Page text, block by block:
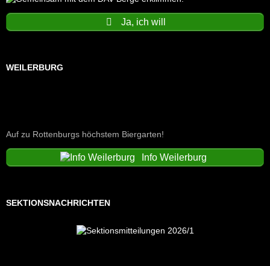
Ja, ich will
WEILERBURG
Auf zu Rottenburgs höchstem Biergarten!
Info Weilerburg
SEKTIONSNACHRICHTEN